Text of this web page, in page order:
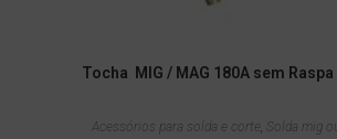
Tocha MIG / MAG 180A sem
Acessórios para solda e corte Solda mig